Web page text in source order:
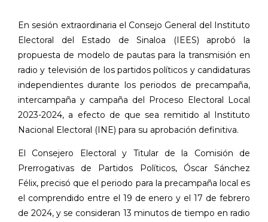
En sesión extraordinaria el Consejo General del Instituto
Electoral del Estado de Sinaloa (IEES) aprobó la
propuesta de modelo de pautas para la transmisión en
radio y televisión de los partidos políticos y candidaturas
independientes durante los periodos de precampaña,
intercampaña y campaña del Proceso Electoral Local
2023-2024, a efecto de que sea remitido al Instituto
Nacional Electoral (INE) para su aprobación definitiva.
El Consejero Electoral y Titular de la Comisión de
Prerrogativas de Partidos Políticos, Óscar Sánchez
Félix, precisó que el periodo para la precampaña local es
el comprendido entre el 19 de enero y el 17 de febrero
de 2024, y se consideran 13 minutos de tiempo en radio